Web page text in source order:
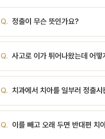
Q. 정출이 무슨 뜻인가요?
(Intrusion)라고 합니다. 정출은 사고
Q. 사고로 이가 튀어나왔는데 어
서는 마취 후 원래 위치로 되돌려 2~4
능성이 높습니다.
Q. 치과에서 치아를 일부러 정출
확보하는 치료입니다. 발치 대신 자연
Q. 이를 빼고 오래 두면 반대편 치